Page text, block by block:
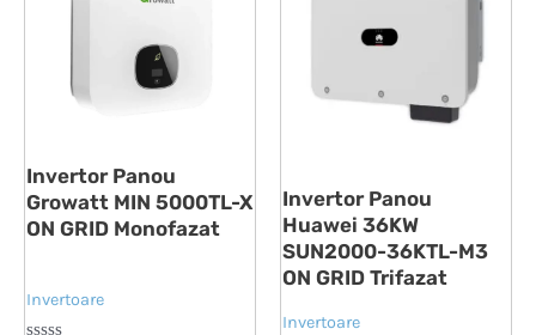
Invertor Panou
Growatt MIN 5000TL-X
ON GRID Monofazat
Invertoare
Invertor Panou
Huawei 36KW
SUN2000-36KTL-M3
ON GRID Trifazat
Invertoare